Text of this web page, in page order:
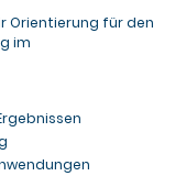
Orientierung für den
im